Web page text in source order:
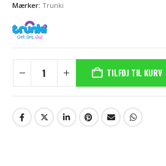
Mærker: Trunki
TILFØJ TIL KURV